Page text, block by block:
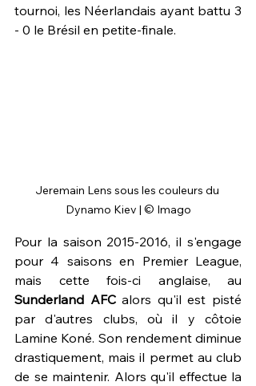
tournoi, les Néerlandais ayant battu 3
- 0 le Brésil en petite-finale.
Jeremain Lens sous les couleurs du
Dynamo Kiev | © Imago
Pour la saison 2015-2016, il s'engage
pour 4 saisons en Premier League,
Sunderland AFC alors qu'il est pisté
par d'autres clubs, où il y côtoie
Lamine Koné. Son rendement diminue
drastiquement, mais il permet au club
de se maintenir. Alors qu'il effectue la